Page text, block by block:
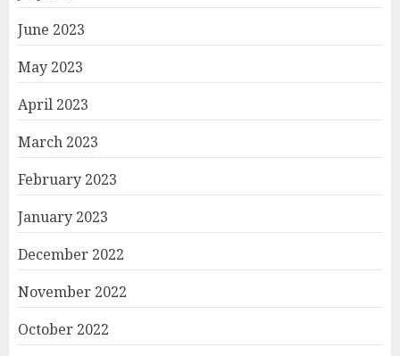
June 2023
May 2023
April 2023
March 2023
February 2023
January 2023
December 2022
November 2022
October 2022